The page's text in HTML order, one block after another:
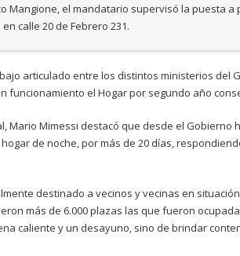
Mangione, el mandatario supervisó la puesta a
calle 20 de Febrero 231.
articulado entre los distintos ministerios del
funcionamiento el Hogar por segundo año
Mario Mimessi destacó que desde el Gobierno
de noche, por más de 20 días,
destinado a vecinos y vecinas en
más de 6.000 plazas las que fueron
caliente y un desayuno, sino de brindar